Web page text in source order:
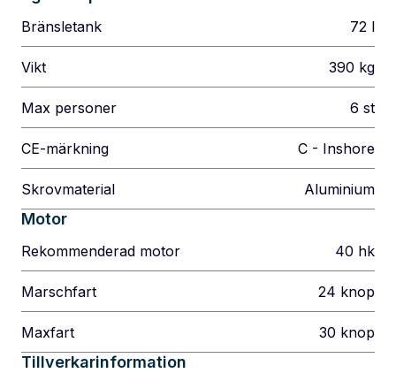
Bränsletank 72 l
Vikt 390 kg
Max personer 6 st
CE-märkning C - Inshore
Skrovmaterial Aluminium
Motor
Rekommenderad motor 40 hk
Marschfart 24 knop
Maxfart 30 knop
Tillverkarinformation